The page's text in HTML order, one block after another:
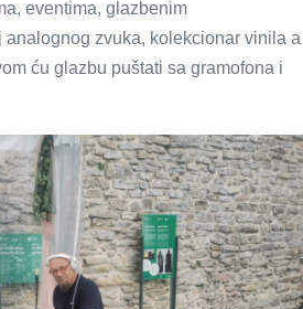
eventima, glazbenim
zvuka, kolekcionar vinila a
ću glazbu puštati sa gramofona i